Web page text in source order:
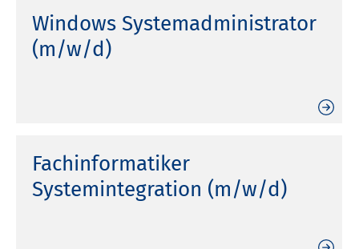
Windows Systemadministrator
(m/w/d)
Fachinformatiker
Systemintegration (m/w/d)